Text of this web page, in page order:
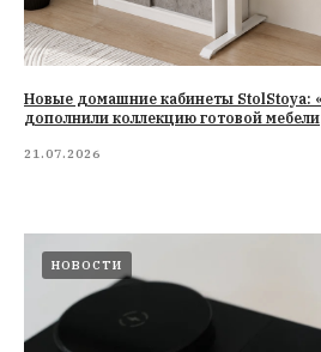
Новые домашние кабинеты StolStoya:
дополнили коллекцию готовой мебели
21.07.2026
НОВОСТИ